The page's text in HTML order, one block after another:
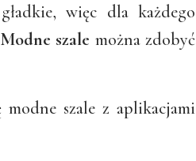
więc dla każdego
Modne szale można zdobyć
szale z aplikacjami